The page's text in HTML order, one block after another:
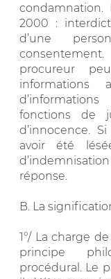
2000 :
d’une
procureur
informations
fonctions de
d’innocence.
avoir été
réponse.
B. La
1°/ La charge
principe
procédural. Le